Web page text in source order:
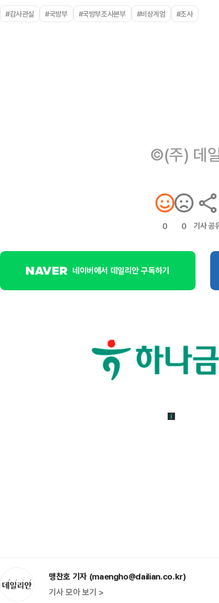
#감사관실 #국방부 #국방부조사본부 #비상계엄 #조사
©(주) 데
0 0 기사 공
네이버에서 데일리안 구독하기
맹찬호 기자 (maengho@dailian.co.kr)
기사 모아 보기 >